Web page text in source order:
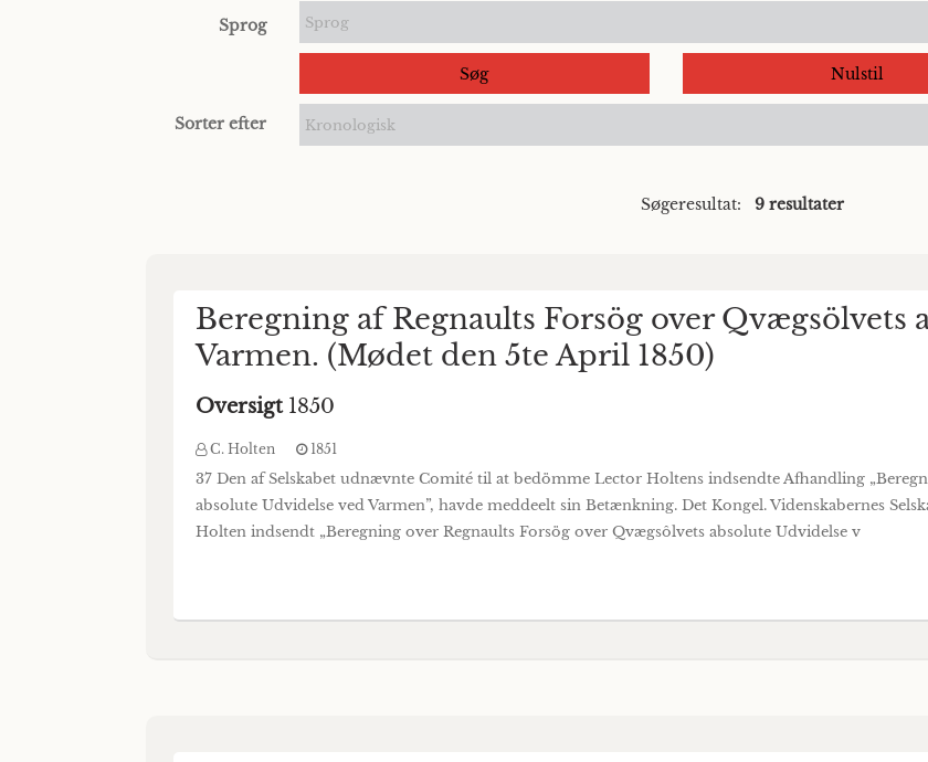
Sprog Sprog
Søg Nulstil
Sorter efter Kronologisk
Søgeresultat: 9 resultater
Beregning af Regnaults Forsög over Qvægsölvets
Varmen. (Mødet den 5te April 1850)
Oversigt 1850
C. Holten 1851
37 Den af Selskabet udnævnte Comité til at bedömme Lector Holtens indsendte Afhandling
absolute Udvidelse ved Varmen”, havde meddeelt sin Betænkning. Det Kongel. Videnskabernes
Holten indsendt „Beregning over Regnaults Forsög over Qvægsôlvets absolute Udvidelse v